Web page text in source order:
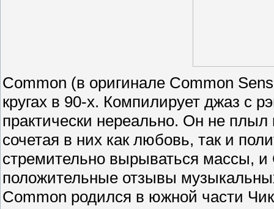
Common (в оригинале Common
кругах в 90-х. Компилирует джаз с
практически нереально. Он не
сочетая в них как любовь, так и
стремительно вырываться массы, и
положительные отзывы
Common родился в южной части